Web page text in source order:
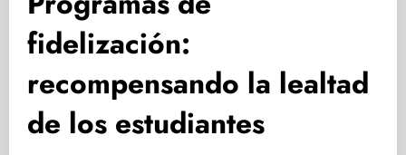
fidelización:
recompensando la lealtad
de los estudiantes